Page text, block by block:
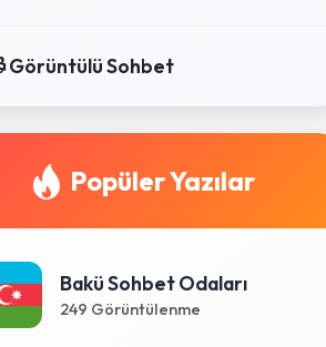
Görüntülü Sohbet
Popüler Yazılar
Bakü Sohbet Odaları
249 Görüntülenme